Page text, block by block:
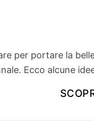
per portare la
Ecco alcune